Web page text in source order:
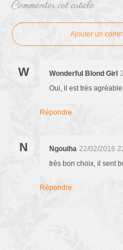
Commenter cet article
Ajouter un
W Wonderful Blond Girl
Oui, il est très
Répondre
N Ngouiha 22/02/2016
très bon choix, il sent
Répondre